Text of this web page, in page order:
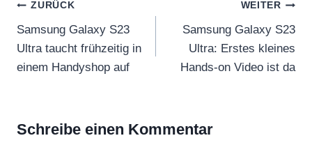
Beitragsnavigation
ZURÜCK
Samsung Galaxy S23
Ultra taucht frühzeitig in
einem Handyshop auf
WEITER
Samsung Galaxy S23
Ultra: Erstes kleines
Hands-on Video ist da
Schreibe einen Kommentar